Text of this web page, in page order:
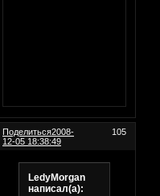
Поделиться 105
2008-
12-05 18:38:49
LedyMorgan
написал(а):